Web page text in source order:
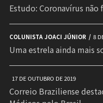
Estudo: Coronavírus
COLUNISTA JOACI JÚNIOR 8
Uma estrela ainda mais
17 DE OUTUBRO DE 2019
Correio Braziliense